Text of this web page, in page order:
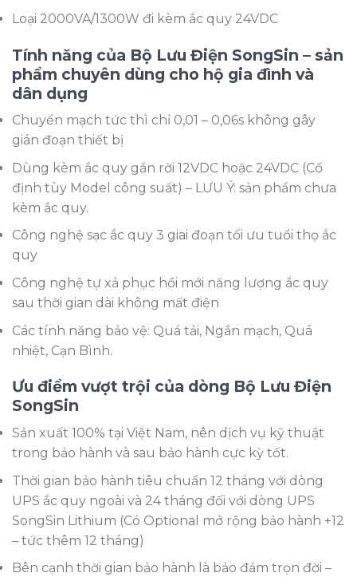
Loại 2000VA/1300W đi kèm ắc quy 24VDC
Tính năng của Bộ Lưu Điện SongSin – sản
phẩm chuyên dùng cho hộ gia đình và
dân dụng
Chuyển mạch tức thì chỉ 0,01 – 0,06s không gây
gián đoạn thiết bị
Dùng kèm ắc quy gắn rời 12VDC hoặc 24VDC (Cố
định tùy Model công suất) – LƯU Ý: sản phẩm chưa
kèm ắc quy.
Công nghệ sạc ắc quy 3 giai đoạn tối ưu tuổi thọ ắc
quy
Công nghệ tự xả phục hồi mới năng lượng ắc quy
sau thời gian dài không mất điện
Các tính năng bảo vệ: Quá tải, Ngắn mạch, Quá
nhiệt, Cạn Bình.
Ưu điểm vượt trội của dòng Bộ Lưu Điện
SongSin
Sản xuất 100% tại Việt Nam, nên dịch vụ kỹ thuật
trong bảo hành và sau bảo hành cực kỳ tốt.
Thời gian bảo hành tiêu chuẩn 12 tháng với dòng
UPS ắc quy ngoài và 24 tháng đối với dòng UPS
SongSin Lithium (Có Optional mở rộng bảo hành +12
– tức thêm 12 tháng)
Bên cạnh thời gian bảo hành là bảo đảm trọn đời –